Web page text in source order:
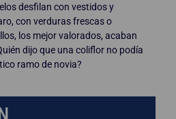
desfilan con vestidos y
con verduras frescas o
los mejor valorados, acaban
dijo que una coliflor no podía
ramo de novia?